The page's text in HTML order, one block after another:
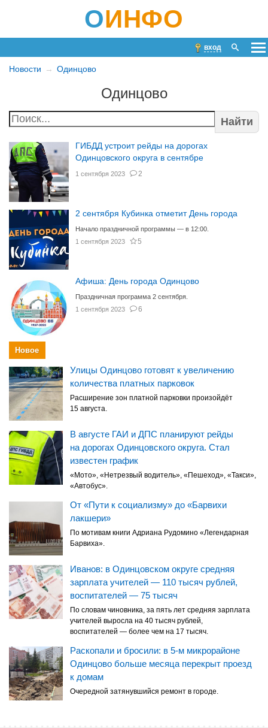
ОИНФО
вход
Новости Одинцово
Одинцово
Найти
ГИБДД устроит рейды на дорогах
Одинцовского округа в сентябре
1 сентября 2023 2
2 сентября Кубинка отметит День города
Начало праздничной программы — в 12:00.
1 сентября 2023
5
Афиша: День города Одинцово
Праздничная программа 2 сентября.
1 сентября 2023
6
Новое
Улицы Одинцово готовят к увеличению
количества платных парковок
Расширение зон платной парковки произойдёт
15 августа.
В августе ГАИ и ДПС планируют рейды
на дорогах Одинцовского округа. Стал
известен график
«Мото», «Нетрезвый водитель», «Пешеход», «Такси»,
«Автобус».
От «Пути к социализму» до «Барвихи
лакшери»
По мотивам книги Адриана Рудомино «Легендарная
Барвиха».
Иванов: в Одинцовском округе средняя
зарплата учителей — 110 тысяч рублей,
воспитателей — 75 тысяч
По словам чиновника, за пять лет средняя зарплата
учителей выросла на 40 тысяч рублей,
воспитателей — более чем на 17 тысяч.
Раскопали и бросили: в 5-м микрорайоне
Одинцово больше месяца перекрыт проезд
к домам
Очередной затянувшийся ремонт в городе.